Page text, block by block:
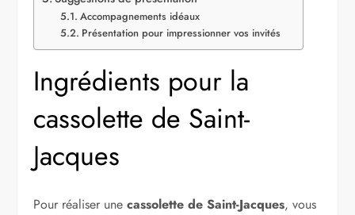
Accompagnements idéaux
Présentation pour impressionner vos invités
Ingrédients pour la
cassolette de Saint-
Jacques
Pour réaliser unecassolette de Saint-Jacques, vous